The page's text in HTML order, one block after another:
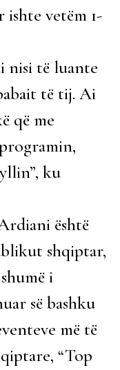
vetëm 1-
nisi të luante
të tij. Ai
që me
ku
është
shqiptar,
i
së bashku
më të
“Top